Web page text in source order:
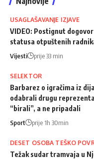
USAGLAŠAVANJE IZJAVE
VIDEO: Postignut
statusa otpuštenih
Vijesti prije 33 min
SELEKTOR
Barbarez o igračima iz
odabrali drugu
“birali”, a ne pripadali
Sport prije 1h 30min
DESET OSOBA TEŠKO
Težak sudar tramvaja u